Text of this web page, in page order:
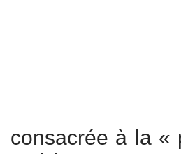
consacrée à la «